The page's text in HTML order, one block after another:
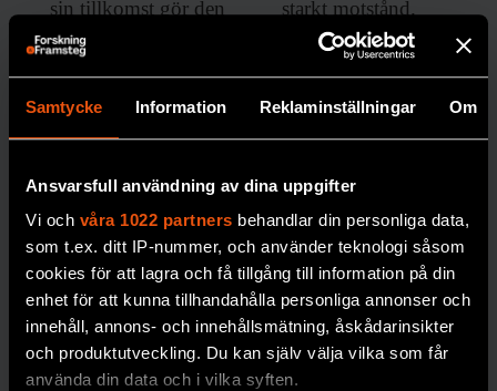
Samtycke Information Reklaminställningar Om
Ansvarsfull användning av dina uppgifter
Vi och våra 1022 partners behandlar din personliga data,
som t.ex. ditt IP-nummer, och använder teknologi såsom
cookies för att lagra och få tillgång till information på din
enhet för att kunna tillhandahålla personliga annonser och
innehåll, annons- och innehållsmätning, åskådarinsikter
och produktutveckling. Du kan själv välja vilka som får
använda din data och i vilka syften.
sin tillkomst gör den
fortfarande avtryck i
debatten.
SOCIOLOGI
starkt motstånd.
MEDIA
”Förbjud alla
religiösa